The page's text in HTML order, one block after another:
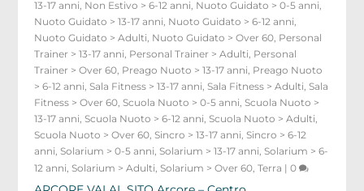
13-17 anni, Non Estivo > 6-12 anni, Nuoto Guidato > 0-5 anni,
Nuoto Guidato > 13-17 anni, Nuoto Guidato > 6-12 anni,
Nuoto Guidato > Adulti, Nuoto Guidato > Over 60, Personal
Trainer > 13-17 anni, Personal Trainer > Adulti, Personal
Trainer > Over 60, Preago Nuoto > 13-17 anni, Preago Nuoto
> 6-12 anni,Sala Fitness > 13-17 anni,Sala Fitness > Adulti,Sala
Fitness > Over 60,Scuola Nuoto > 0-5 anni,Scuola Nuoto >
13-17 anni,Scuola Nuoto > 6-12 anni,Scuola Nuoto > Adulti,
Scuola Nuoto > Over 60,Sincro > 13-17 anni,Sincro > 6-12
anni,Solarium > 0-5 anni,Solarium > 13-17 anni,Solarium > 6-
12 anni,Solarium > Adulti,Solarium > Over 60,Terra |0